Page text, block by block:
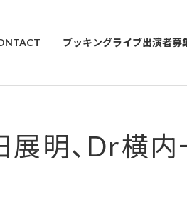
ブッキングライブ出演者募
展明、Dr横内